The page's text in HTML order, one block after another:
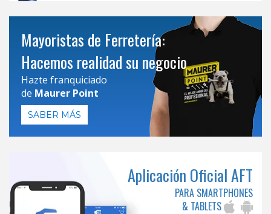
Mayoristas de Ferretería:
Hacemos realidad su negocio
Hazte franquiciado
de Maurer Point
SABER MÁS
Aplicación Oficial AFT
PARA SMARTPHONES
& TABLETS